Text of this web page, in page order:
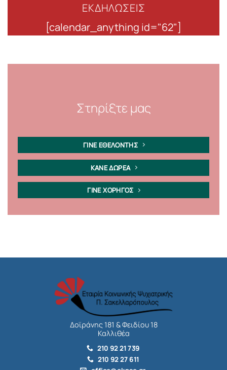
ΕΚΔΗΛΩΣΕΙΣ
[calendar_anything id="62"]
Στηρίξτε μας
ΓΙΝΕ ΕΘΕΛΟΝΤΗΣ
ΚΑΝΕ ΔΩΡΕΑ
ΓΙΝΕ ΧΟΡΗΓΟΣ
Δοϊράνης 181 & Φειδίου 18
Καλλιθέα
210 92 21 739
210 92 27 611